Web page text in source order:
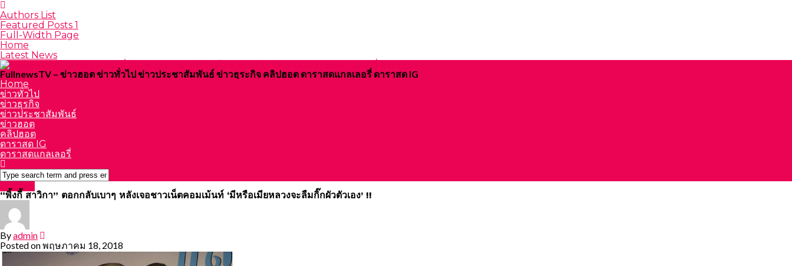
Authors List
Featured Posts 1
Full-Width Page
Home
Latest News
FullnewsTV – ข่าวฮอต ข่าวทั่วไป ข่าวประชาสัมพันธ์ ข่าวธุระกิจ คลิปฮอต ดาราสดแกลเลอรี่ ดาราสด IG
Home
ข่าวทั่วไป
ข่าวธุรกิจ
ข่าวประชาสัมพันธ์
ข่าวฮอต
คลิปฮอต
ดาราสด IG
ดาราสดแกลเลอรี่
ข่าวฮอต
“พิ้งกี้ สาวิกา” ตอกกลับเบาๆ หลังเจอชาวเน็ตคอมเม้นท์ ‘มีหรือเมียหลวงจะลืมกิ๊กผัวตัวเอง’ !!
Byadmin
Posted onพฤษภาคม 18, 2018